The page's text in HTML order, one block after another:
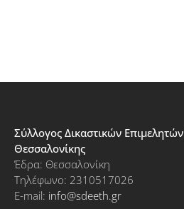
Σύλλογος Δικαστικών
Θεσσαλονίκης
Έδρα: Θεσσαλονίκη
Τηλέφωνο: 2310517026
E-mail: info@sdeeth.gr